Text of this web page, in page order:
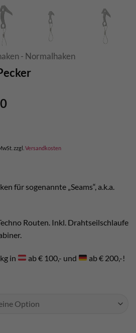
- Normalhaken
zzgl. Versandkosten
für sogenannte „Seams“, a.k.a.
Routen. Inkl. Drahtseilschlaufe
in ab € 100,- und ab € 200,-!